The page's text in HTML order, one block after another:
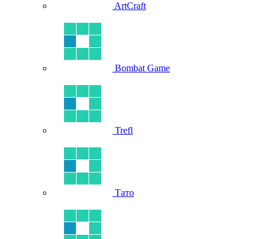
ArtCraft
Bombat Game
Trefl
Тато